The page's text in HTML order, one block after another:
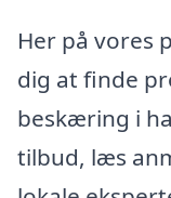
Her på vores
dig at finde
beskæring i
tilbud, læs